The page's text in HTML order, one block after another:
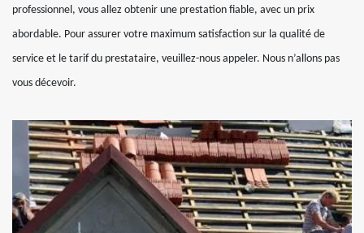
professionnel, vous allez obtenir une prestation fiable, avec un prix
abordable. Pour assurer votre maximum satisfaction sur la qualité de
service et le tarif du prestataire, veuillez-nous appeler. Nous n’allons pas
vous décevoir.